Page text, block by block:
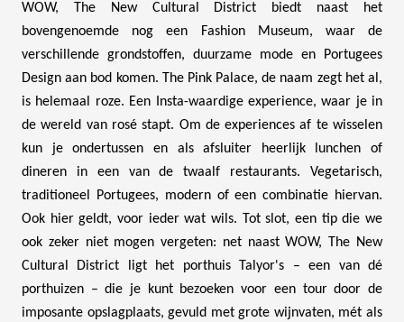
WOW, The New Cultural District biedt naast het
bovengenoemde nog een Fashion Museum, waar de
verschillende grondstoffen, duurzame mode en Portugees
Design aan bod komen. The Pink Palace, de naam zegt het al,
is helemaal roze. Een Insta-waardige experience, waar je in
de wereld van rosé stapt. Om de experiences af te wisselen
kun je ondertussen en als afsluiter heerlijk lunchen of
dineren in een van de twaalf restaurants. Vegetarisch,
traditioneel Portugees, modern of een combinatie hiervan.
Ook hier geldt, voor ieder wat wils. Tot slot, een tip die we
ook zeker niet mogen vergeten: net naast WOW, The New
Cultural District ligt het porthuis Talyor's – een van dé
porthuizen – die je kunt bezoeken voor een tour door de
imposante opslagplaats, gevuld met grote wijnvaten, mét als